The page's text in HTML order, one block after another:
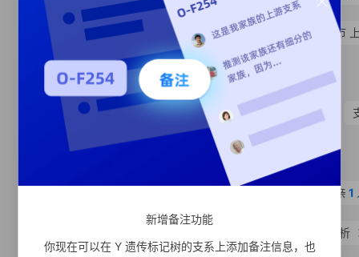
Q-Y559 形成时间距今 3430 年 支系分析
支系宗亲 1
支系分析
Q-MF438597朱超** 浙江省 绍兴市
Q-MV87557 形成时间距今 410 年 SNP
新增备注功能
你现在可以在 Y 遗传标记树的支系上添加备注信息，也